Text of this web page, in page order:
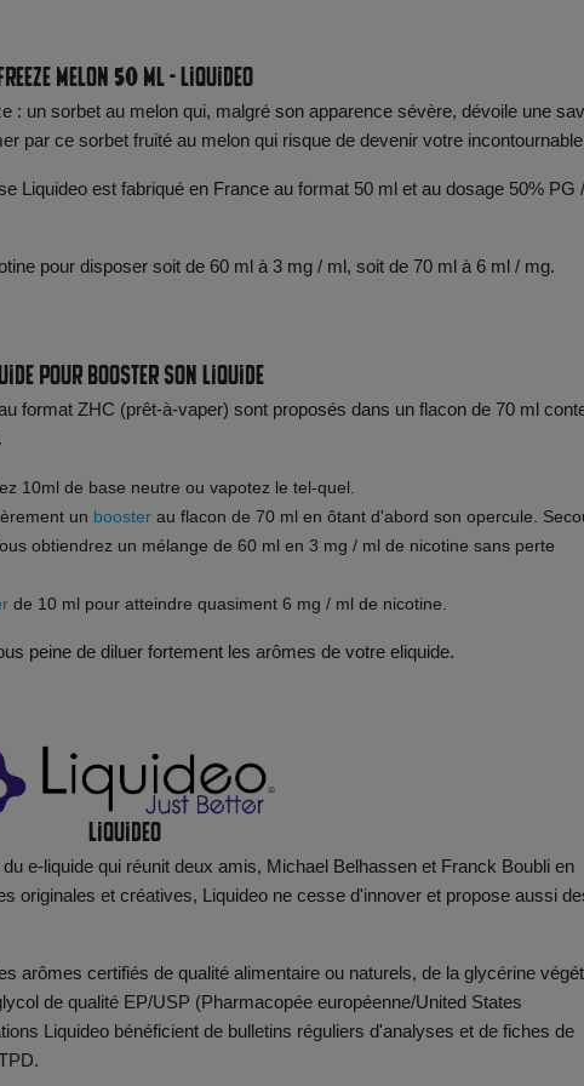
Melon 50 ml - Liquideo
: un sorbet au melon qui, malgré son apparence sévère, dévoile une
par ce sorbet fruité au melon qui risque de devenir votre
Liquideo est fabriqué en France au format 50 ml et au dosage 50% PG /
pour disposer soit de 60 ml à 3 mg / ml, soit de 70 ml à 6 ml / mg.
pour booster son liquide
format ZHC (prêt-à-vaper) sont proposés dans un flacon de 70 ml
10ml de base neutre ou vapotez le tel-quel.
un booster au flacon de 70 ml en ôtant d'abord son opercule.
obtiendrez un mélange de 60 ml en 3 mg / ml de nicotine sans perte
de 10 ml pour atteindre quasiment 6 mg / ml de nicotine.
peine de diluer fortement les arômes de votre eliquide.
Liquideo
e-liquide qui réunit deux amis, Michael Belhassen et Franck Boubli en
originales et créatives, Liquideo ne cesse d'innover et propose aussi
arômes certifiés de qualité alimentaire ou naturels, de la glycérine
de qualité EP/USP (Pharmacopée européenne/United States
Liquideo bénéficient de bulletins réguliers d'analyses et de fiches de